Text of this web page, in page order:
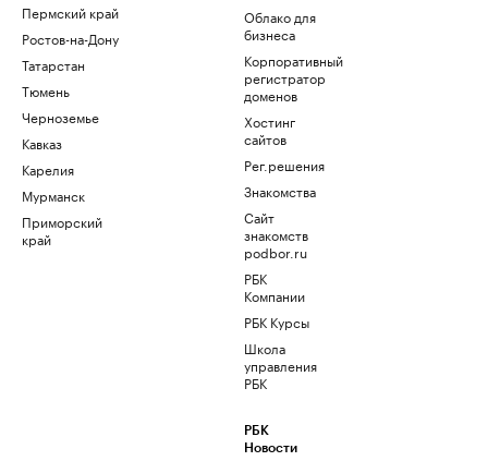
Пермский край
Ростов-на-Дону
Татарстан
Тюмень
Черноземье
Кавказ
Карелия
Мурманск
Приморский
край
Облако для
бизнеса
Корпоративный
регистратор
доменов
Хостинг
сайтов
Рег.решения
Знакомства
Сайт
знакомств
podbor.ru
РБК
Компании
РБК Курсы
Школа
управления
РБК
РБК
Новости